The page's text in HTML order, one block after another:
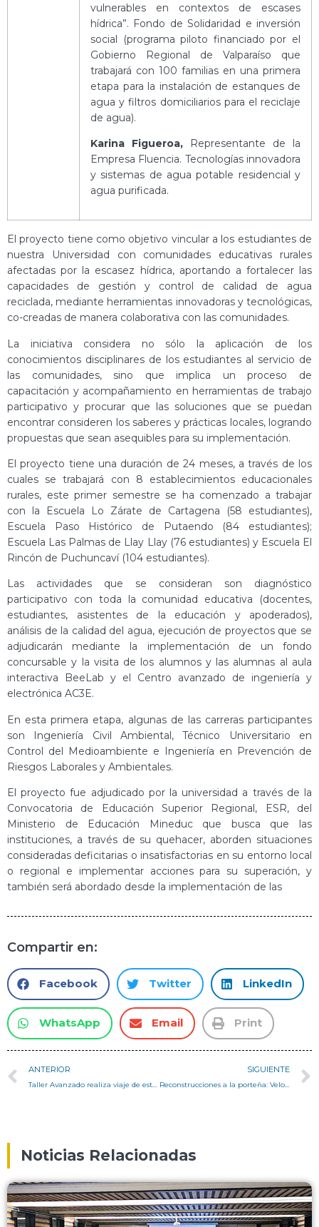
vulnerables en contextos de escases
hídrica”. Fondo de Solidaridad e inversión
social (programa piloto financiado por el
Gobierno Regional de Valparaíso que
trabajará con 100 familias en una primera
etapa para la instalación de estanques de
agua y filtros domiciliarios para el reciclaje
de agua).
Karina Figueroa, Representante de la
Empresa Fluencia. Tecnologías innovadora
y sistemas de agua potable residencial y
agua purificada.
El proyecto tiene como objetivo vincular a los estudiantes de
nuestra Universidad con comunidades educativas rurales
afectadas por la escasez hídrica, aportando a fortalecer las
capacidades de gestión y control de calidad de agua
reciclada, mediante herramientas innovadoras y tecnológicas,
co-creadas de manera colaborativa con las comunidades.
La iniciativa considera no sólo la aplicación de los
conocimientos disciplinares de los estudiantes al servicio de
las comunidades, sino que implica un proceso de
capacitación y acompañamiento en herramientas de trabajo
participativo y procurar que las soluciones que se puedan
encontrar consideren los saberes y prácticas locales, logrando
propuestas que sean asequibles para su implementación.
El proyecto tiene una duración de 24 meses, a través de los
cuales se trabajará con 8 establecimientos educacionales
rurales, este primer semestre se ha comenzado a trabajar
con la Escuela Lo Zárate de Cartagena (58 estudiantes),
Escuela Paso Histórico de Putaendo (84 estudiantes);
Escuela Las Palmas de Llay Llay (76 estudiantes) y Escuela El
Rincón de Puchuncaví (104 estudiantes).
Las actividades que se consideran son diagnóstico
participativo con toda la comunidad educativa (docentes,
estudiantes, asistentes de la educación y apoderados),
análisis de la calidad del agua, ejecución de proyectos que se
adjudicarán mediante la implementación de un fondo
concursable y la visita de los alumnos y las alumnas al aula
interactiva BeeLab y el Centro avanzado de ingeniería y
electrónica AC3E.
En esta primera etapa, algunas de las carreras participantes
son Ingeniería Civil Ambiental, Técnico Universitario en
Control del Medioambiente e Ingeniería en Prevención de
Riesgos Laborales y Ambientales.
El proyecto fue adjudicado por la universidad a través de la
Convocatoria de Educación Superior Regional, ESR, del
Ministerio de Educación Mineduc que busca que las
instituciones, a través de su quehacer, aborden situaciones
consideradas deficitarias o insatisfactorias en su entorno local
o regional e implementar acciones para su superación, y
también será abordado desde la implementación de las
Compartir en:
Facebook Twitter LinkedIn
WhatsApp Email Print
ANTERIOR SIGUIENTE
Reconstrucciones a la porteña: Velocidad del habitante y lentitud institucional – Columna Pedro Serrano
Noticias Relacionadas